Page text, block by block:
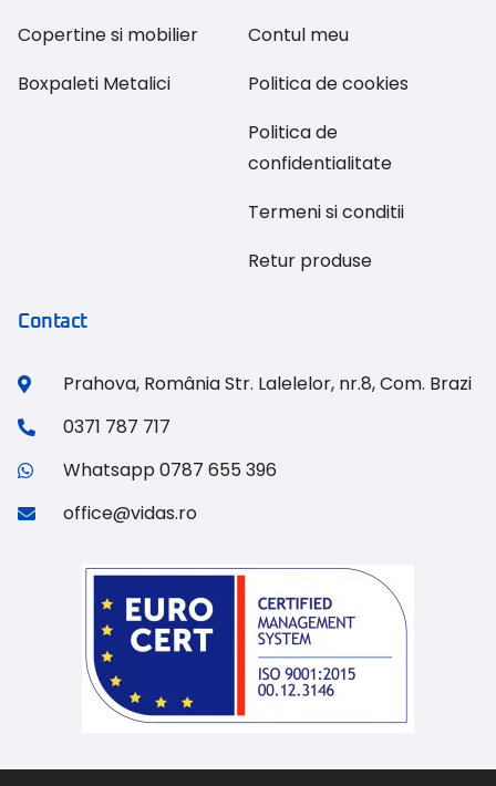
Copertine si mobilier
Boxpaleti Metalici
Contul meu
Politica de cookies
Politica de
confidentialitate
Termeni si conditii
Retur produse
Contact
Prahova, România Str. Lalelelor, nr.8, Com. Brazi
0371 787 717
Whatsapp 0787 655 396
office@vidas.ro